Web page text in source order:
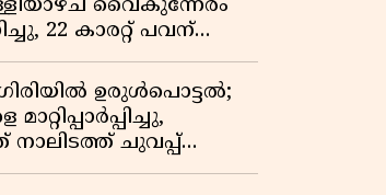
വൈകുന്നേരം
22 കാരറ്റ് പവന്
ഉരുൾപൊട്ടൽ;
ചുവപ്പ്